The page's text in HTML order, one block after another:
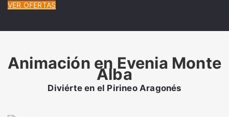
VER OFERTAS
Animación en Evenia Monte
Alba
Diviérte en el Pirineo Aragonés